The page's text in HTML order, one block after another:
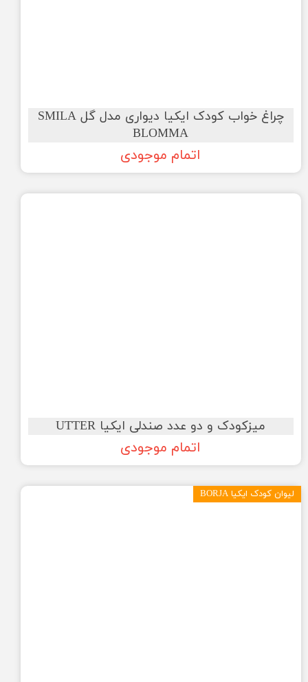
چراغ خواب کودک ایکیا دیواری مدل گل SMILA
BLOMMA
اتمام موجودی
میزکودک و دو عدد صندلی ایکیا UTTER
اتمام موجودی
لیوان کودک ایکیا BORJA